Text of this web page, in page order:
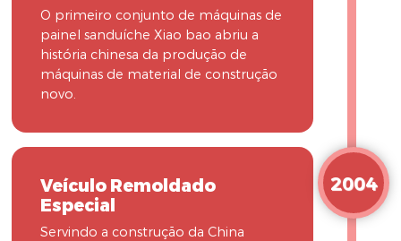
O primeiro conjunto de máquinas de
painel sanduíche Xiao bao abriu a
história chinesa da produção de
máquinas de material de construção
novo.
Veículo Remoldado
Especial
Servindo a construção da China
2004